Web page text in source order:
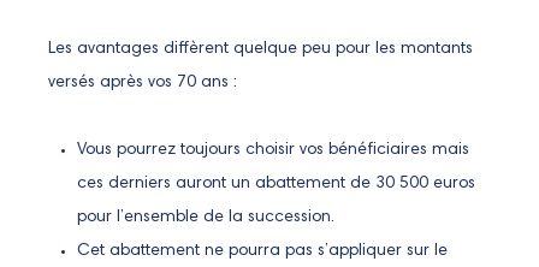
Les avantages diffèrent quelque peu pour les montants
versés après vos 70 ans :
Vous pourrez toujours choisir vos bénéficiaires mais
ces derniers auront un abattement de 30 500 euros
pour l’ensemble de la succession.
Cet abattement ne pourra pas s’appliquer sur le